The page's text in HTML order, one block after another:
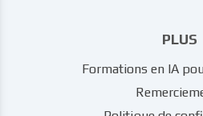
PLUS
Formations en IA